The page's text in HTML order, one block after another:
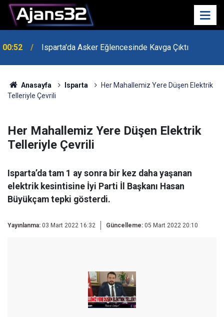
00:52 Isparta'da Asker Eğlencesinde Kavga Çıktı
Anasayfa Isparta
Her Mahallemiz Yere Düşen Elektrik
Telleriyle Çevrili
Her Mahallemiz Yere Düşen Elektrik
Telleriyle Çevrili
Isparta’da tam 1 ay sonra bir kez daha yaşanan
elektrik kesintisine İyi Parti İl Başkanı Hasan
Büyükçam tepki gösterdi.
Yayınlanma: 03 Mart 2022 16:32 Güncelleme: 05 Mart 2022 20:10